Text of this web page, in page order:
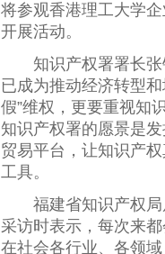
将参观香港理工大学
开展活动。
知识产权署署长张
已成为推动经济转型
假”维权，更要重视知
知识产权署的愿景是
贸易平台，让知识产
工具。
福建省知识产权局
采访时表示，每次来
在社会各行业、各领